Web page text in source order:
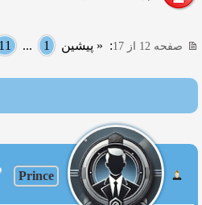
صفحه 12 از 17 : « پیشین 1
...
11
Prince